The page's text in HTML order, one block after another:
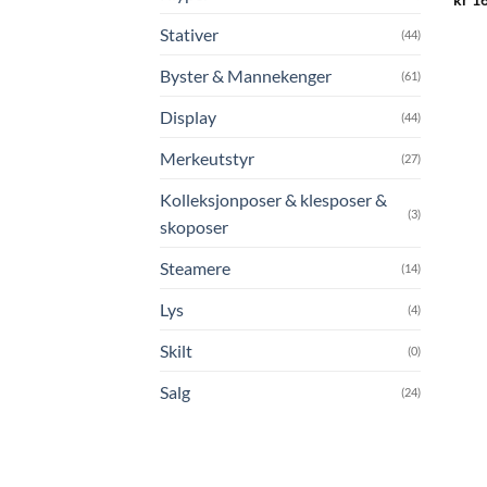
Stativer (44)
Byster & Mannekenger (61)
Display (44)
Merkeutstyr (27)
Kolleksjonposer & klesposer &
skoposer
(3)
Steamere (14)
Lys (4)
Skilt (0)
Salg (24)